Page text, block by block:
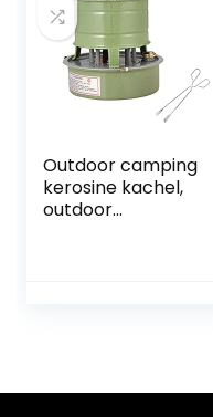
Outdoor camping
kerosine kachel,
outdoor